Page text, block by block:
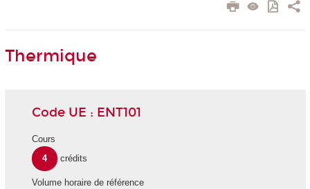
Thermique
Code UE : ENT101
Cours
4
crédits
Volume horaire de référence